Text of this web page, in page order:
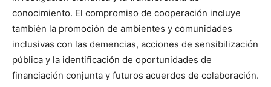
conocimiento. El compromiso de cooperación incluye
también la promoción de ambientes y comunidades
inclusivas con las demencias, acciones de sensibilización
pública y la identificación de oportunidades de
financiación conjunta y futuros acuerdos de colaboración.